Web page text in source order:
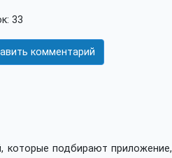
33
комментарий
которые подбирают приложение,